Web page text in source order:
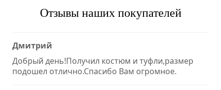
Отзывы наших покупателей
Дмитрий
Добрый день!Получил костюм и туфли,размер
подошел отлично.Спасибо Вам огромное.